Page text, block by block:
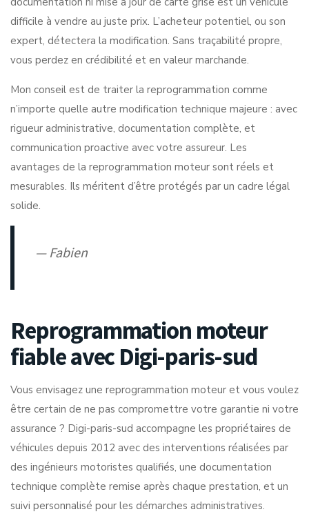
difficile à vendre au juste prix. L’acheteur potentiel, ou son
expert, détectera la modification. Sans traçabilité propre,
vous perdez en crédibilité et en valeur marchande.
Mon conseil est de traiter la reprogrammation comme
n’importe quelle autre modification technique majeure : avec
rigueur administrative, documentation complète, et
communication proactive avec votre assureur. Les
avantages de la reprogrammation moteur sont réels et
mesurables. Ils méritent d’être protégés par un cadre légal
solide.
— Fabien
Reprogrammation moteur
fiable avec Digi-paris-sud
Vous envisagez une reprogrammation moteur et vous voulez
être certain de ne pas compromettre votre garantie ni votre
assurance ? Digi-paris-sud accompagne les propriétaires de
véhicules depuis 2012 avec des interventions réalisées par
des ingénieurs motoristes qualifiés, une documentation
technique complète remise après chaque prestation, et un
suivi personnalisé pour les démarches administratives.